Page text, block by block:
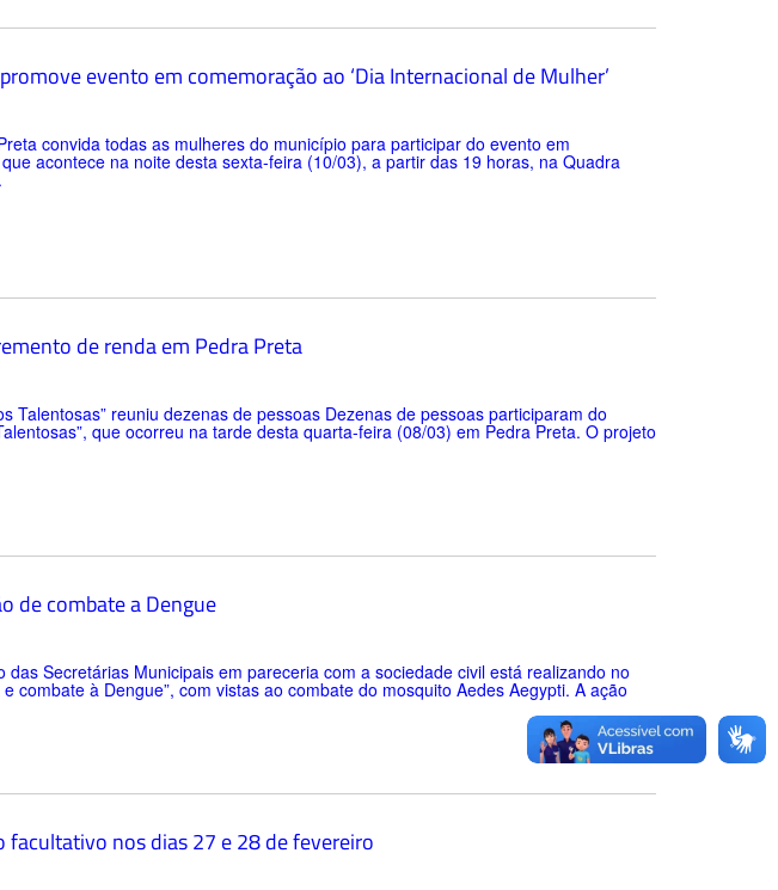
evento em comemoração ao ‘Dia Internacional de Mulher’
convida todas as mulheres do município para participar do evento em
acontece na noite desta sexta-feira (10/03), a partir das 19 horas, na Quadra
de renda em Pedra Preta
Talentosas” reuniu dezenas de pessoas Dezenas de pessoas participaram do
que ocorreu na tarde desta quarta-feira (08/03) em Pedra Preta. O projeto
de combate a Dengue
Secretárias Municipais em pareceria com a sociedade civil está realizando no
combate à Dengue”, com vistas ao combate do mosquito Aedes Aegypti. A ação
nos dias 27 e 28 de fevereiro